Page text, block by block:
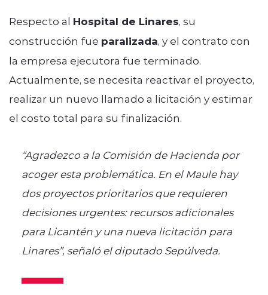
Respecto al Hospital de Linares, su
construcción fue paralizada, y el contrato con
la empresa ejecutora fue terminado.
Actualmente, se necesita reactivar el proyecto,
realizar un nuevo llamado a licitación y estimar
el costo total para su finalización.
“Agradezco a la Comisión de Hacienda por
acoger esta problemática. En el Maule hay
dos proyectos prioritarios que requieren
decisiones urgentes: recursos adicionales
para Licantén y una nueva licitación para
Linares”, señaló el diputado Sepúlveda.